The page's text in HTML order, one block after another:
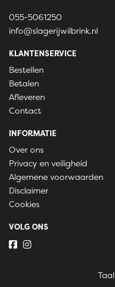
055-5061250
info@slagerijwilbrink.nl
KLANTENSERVICE
Bestellen
Betalen
Afleveren
Contact
INFORMATIE
Over ons
Privacy en veiligheid
Algemene voorwaarden
Disclaimer
Cookies
VOLG ONS
Taal